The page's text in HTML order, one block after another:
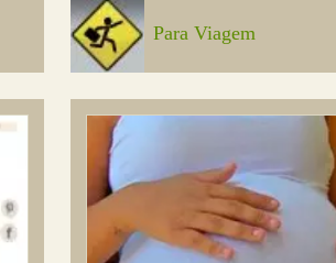
Para Viagem